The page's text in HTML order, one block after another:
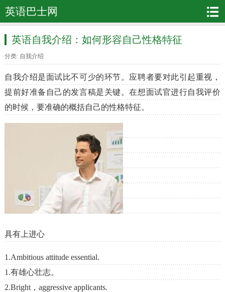
英语巴士网
英语自我介绍：如何形容自己性格特征
分类: 自我介绍
自我介绍是面试比不可少的环节。应聘者要对此引起重视，
提前好准备自己的发言稿是关键。在想面试官进行自我评价
的时候，要准确的概括自己的性格特征。
具有上进心
1.Ambitious attitude essential.
1.有雄心壮志。
2.Bright，aggressive applicants.